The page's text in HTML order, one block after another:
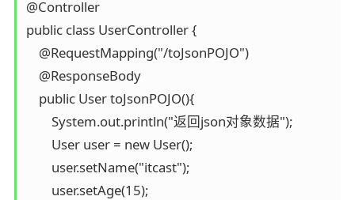
@Controller
public class UserController {
    @RequestMapping("/toJsonPOJO")
    @ResponseBody
    public User toJsonPOJO(){
        System.out.println("返回json对象数据");
        User user = new User();
        user.setName("itcast");
        user.setAge(15);